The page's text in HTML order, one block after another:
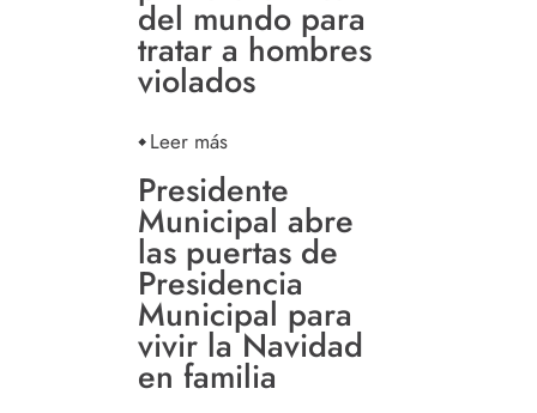
del mundo para
tratar a hombres
violados
Leer más
Presidente
Municipal abre
las puertas de
Presidencia
Municipal para
vivir la Navidad
en familia